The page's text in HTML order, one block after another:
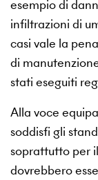
esempio di
infiltrazioni di
casi vale la
di
stati eseguiti
Alla voce
soddisfi gli
soprattutto per
dovrebbero